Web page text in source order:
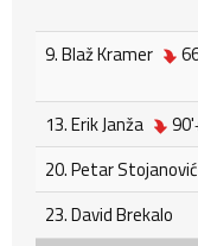
9. Blaž Kramer
13. Erik Janža
90'
20. Petar Stojanović
23. David Brekalo